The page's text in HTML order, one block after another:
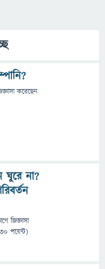
করেছেন
ঘুরে না?
জিজ্ঞাসা
পয়েন্ট)